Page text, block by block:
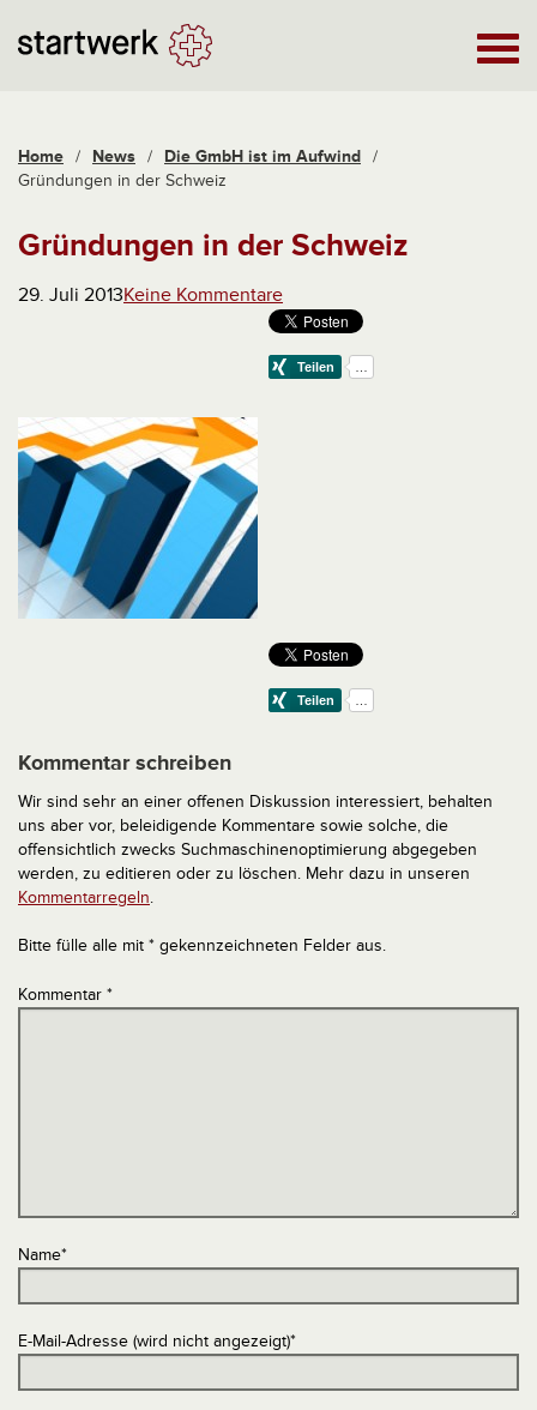
Home / News / Die GmbH ist im Aufwind /
Gründungen in der Schweiz
Gründungen in der Schweiz
29. Juli 2013Keine Kommentare
Kommentar schreiben
Wir sind sehr an einer offenen Diskussion interessiert, behalten
uns aber vor, beleidigende Kommentare sowie solche, die
offensichtlich zwecks Suchmaschinenoptimierung abgegeben
werden, zu editieren oder zu löschen. Mehr dazu in unseren
Kommentarregeln.
Bitte fülle alle mit * gekennzeichneten Felder aus.
Kommentar *
Name*
E-Mail-Adresse (wird nicht angezeigt)*